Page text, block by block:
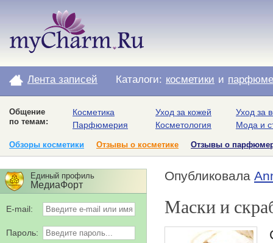
Лента записей Каталоги: косметики и
Общение
по темам:
Косметика
Парфюмерия
Уход за кожей
Косметология
Уход за
Мода и
Обзоры косметики Отзывы о косметике Отзывы о
Опубликовала
Маски и
Единый профиль
МедиаФорт
E-mail:
Пароль: